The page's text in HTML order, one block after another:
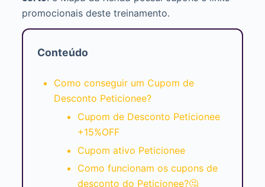
promocionais deste treinamento.
Conteúdo
Como conseguir um Cupom de
Desconto Peticionee?
Cupom de Desconto Peticionee
+15%OFF
Cupom ativo Peticionee
Como funcionam os cupons de
desconto do Peticionee?🤔